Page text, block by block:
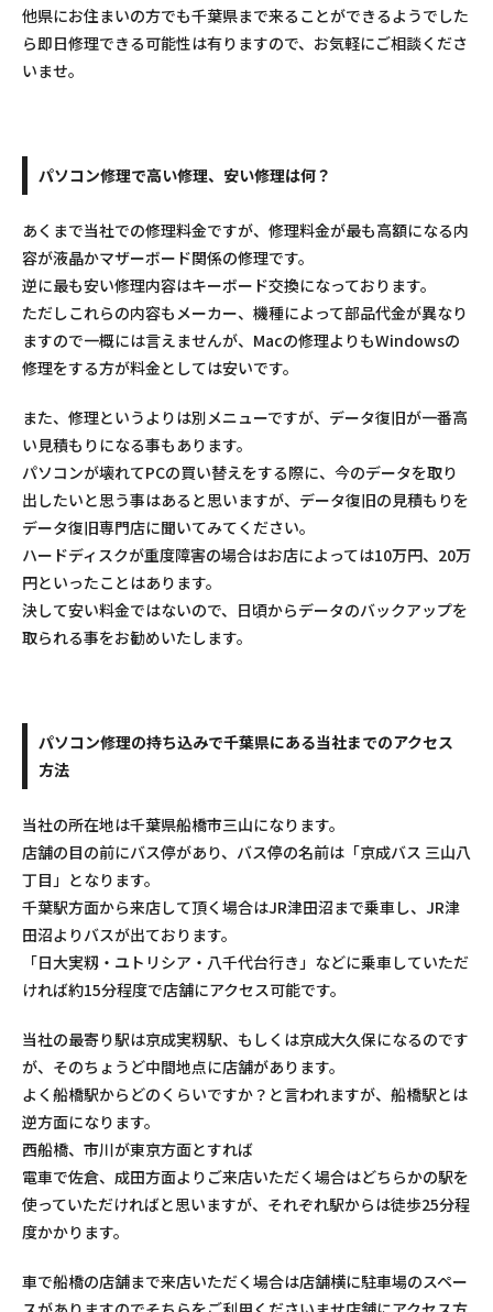
他県にお住まいの方でも千葉県まで来ることができるようでした
ら即日修理できる可能性は有りますので、お気軽にご相談くださ
いませ。
パソコン修理で高い修理、安い修理は何？
あくまで当社での修理料金ですが、修理料金が最も高額になる内
容が液晶かマザーボード関係の修理です。
逆に最も安い修理内容はキーボード交換になっております。
ただしこれらの内容もメーカー、機種によって部品代金が異なり
ますので一概には言えませんが、Macの修理よりもWindowsの
修理をする方が料金としては安いです。
また、修理というよりは別メニューですが、データ復旧が一番高
い見積もりになる事もあります。
パソコンが壊れてPCの買い替えをする際に、今のデータを取り
出したいと思う事はあると思いますが、データ復旧の見積もりを
データ復旧専門店に聞いてみてください。
ハードディスクが重度障害の場合はお店によっては10万円、20万
円といったことはあります。
決して安い料金ではないので、日頃からデータのバックアップを
取られる事をお勧めいたします。
パソコン修理の持ち込みで千葉県にある当社までのアクセス
方法
当社の所在地は千葉県船橋市三山になります。
店舗の目の前にバス停があり、バス停の名前は「京成バス 三山八
丁目」となります。
千葉駅方面から来店して頂く場合はJR津田沼まで乗車し、JR津
田沼よりバスが出ております。
「日大実籾・ユトリシア・八千代台行き」などに乗車していただ
ければ約15分程度で店舗にアクセス可能です。
当社の最寄り駅は京成実籾駅、もしくは京成大久保になるのです
が、そのちょうど中間地点に店舗があります。
よく船橋駅からどのくらいですか？と言われますが、船橋駅とは
逆方面になります。
西船橋、市川が東京方面とすれば
電車で佐倉、成田方面よりご来店いただく場合はどちらかの駅を
使っていただければと思いますが、それぞれ駅からは徒歩25分程
度かかります。
車で船橋の店舗まで来店いただく場合は店舗横に駐車場のスペー